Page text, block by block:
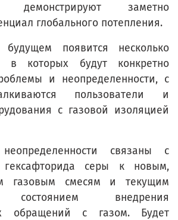
демонстрируют заметно
глобального потепления.
появится несколько
в которых будут конкретно
и неопределенности, с
пользователи и
с газовой изоляцией
связаны с
серы к новым,
газовым смесям и текущим
состоянием внедрения
обращений с газом. Будет